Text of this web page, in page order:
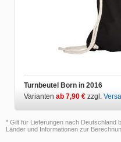
Turnbeutel Born in 2016
Varianten ab 7,90 € zzgl.
* Gilt für Lieferungen nach Deutschland
Länder und Informationen zur